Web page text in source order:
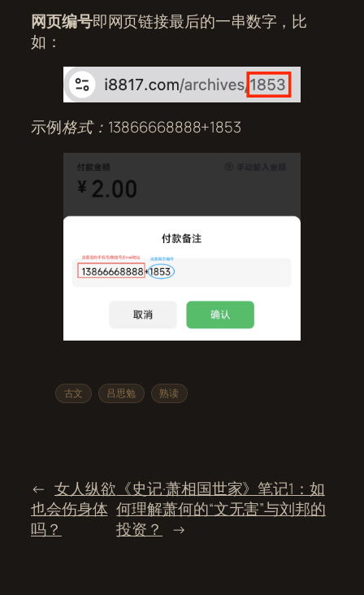
网页编号即网页链接最后的一串数字，比
如：
示例格式：13866668888+1853
古文 吕思勉 熟读
← 女人纵欲
也会伤身体
吗？
《史记·萧相国世家》笔记1：如
何理解萧何的“文无害”与刘邦的
投资？
→